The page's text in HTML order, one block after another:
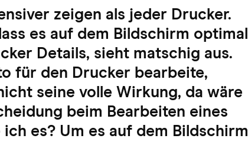
zeigen als jeder Drucker.
es auf dem Bildschirm optimal
Details, sieht matschig aus.
für den Drucker bearbeite,
seine volle Wirkung, da wäre
beim Bearbeiten eines
es? Um es auf dem Bildschirm